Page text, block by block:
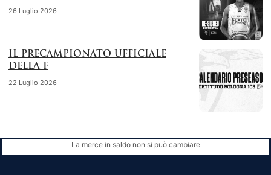
26 Luglio 2026
IL PRECAMPIONATO UFFICIALE
DELLA F
22 Luglio 2026
La merce in saldo non si può cambiare